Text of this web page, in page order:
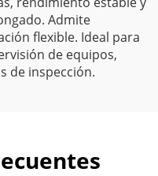
Admite
flexible. Ideal para
de equipos,
de inspección.